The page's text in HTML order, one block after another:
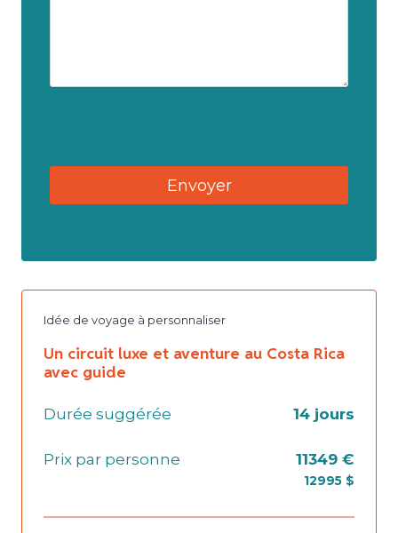
Idée de voyage à personnaliser
Un circuit luxe et aventure au Costa Rica
avec guide
Durée suggérée 14 jours
Prix par personne 11349 €
12995 $